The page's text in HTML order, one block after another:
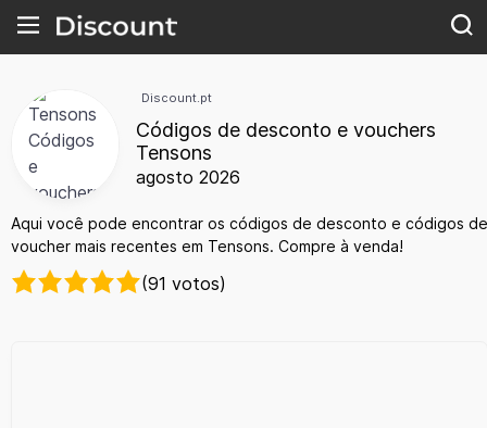
Discount.pt
Códigos de desconto e vouchers
Tensons
agosto 2026
Aqui você pode encontrar os códigos de desconto e códigos de
voucher mais recentes em Tensons. Compre à venda!
(91 votos)